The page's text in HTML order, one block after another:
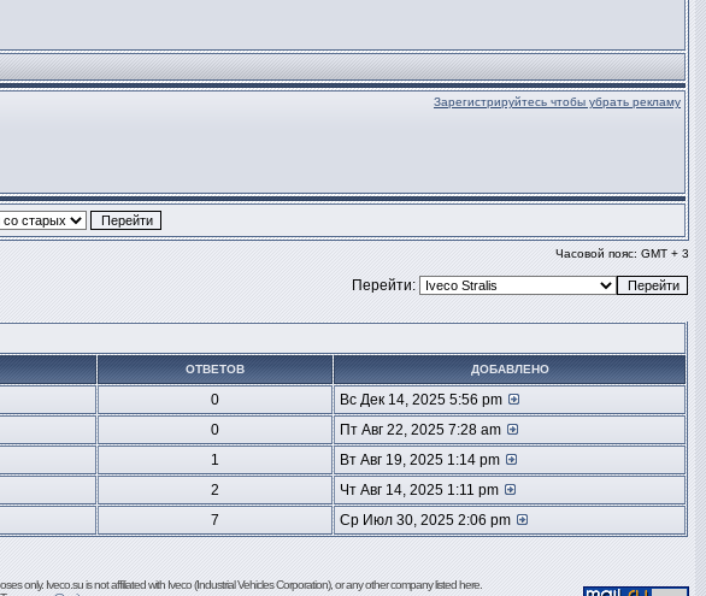
Зарегистрируйтесь чтобы убрать рекламу
Часовой пояс: GMT + 3
Перейти:
ОТВЕТОВ ДОБАВЛЕНО
0 Вс Дек 14, 2025 5:56 pm
0 Пт Авг 22, 2025 7:28 am
1 Вт Авг 19, 2025 1:14 pm
2 Чт Авг 14, 2025 1:11 pm
7 Ср Июл 30, 2025 2:06 pm
only. Iveco.su is not affiliated with Iveco (Industrial Vehicles Corporation), or any other company listed here.